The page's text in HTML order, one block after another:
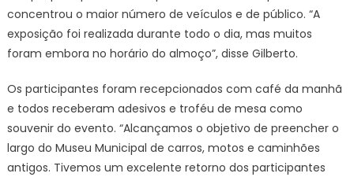
concentrou o maior número de veículos e de público. “A
exposição foi realizada durante todo o dia, mas muitos
foram embora no horário do almoço”, disse Gilberto.
Os participantes foram recepcionados com café da manhã
e todos receberam adesivos e troféu de mesa como
souvenir do evento. “Alcançamos o objetivo de preencher o
largo do Museu Municipal de carros, motos e caminhões
antigos. Tivemos um excelente retorno dos participantes